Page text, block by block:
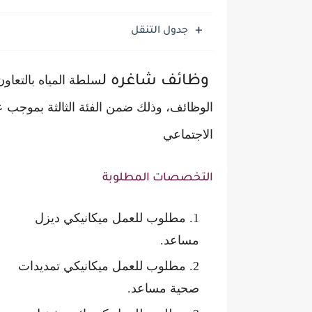
جدول التنقل
وظائف شاغره لسلطة المياه
الوظائف، وذلك ضمن الفئة الثالثة
الاجتماعي
التخصصات المطلوبة
مطلوب للعمل ميكانيكي ديزل
مساعد.
مطلوب للعمل ميكانيكي تمديدات
صحية مساعد.